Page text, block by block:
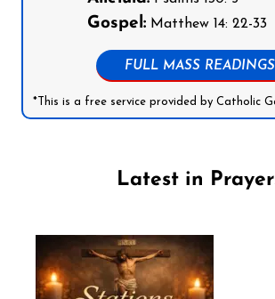
Gospel: Matthew 14: 22-33
FULL MASS READINGS
*This is a free service provided by Catholic
Latest in